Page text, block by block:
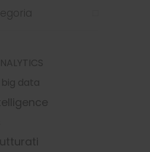
big data